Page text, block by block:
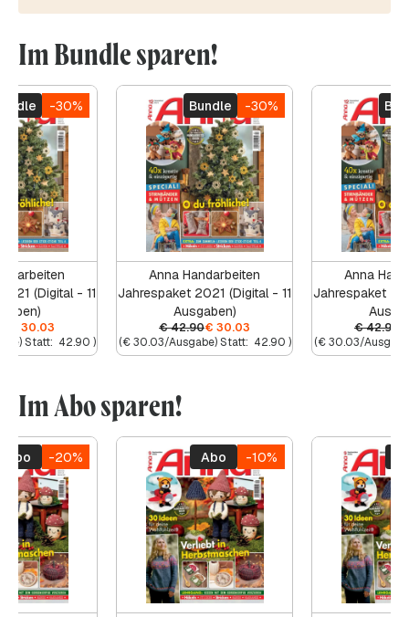
Im Bundle sparen!
-30%
(Digital - 11
30.03
Statt: 42.90 )
Bundle -30%
Anna Handarbeiten
Jahrespaket 2021 (Digital - 11
Ausgaben)
€42.90€ 30.03
(€30.03/Ausgabe) Statt: 42.90 )
Anna
Jahrespaket
€42.90
(€30.03/
Im Abo sparen!
Abo -20% Abo -10%